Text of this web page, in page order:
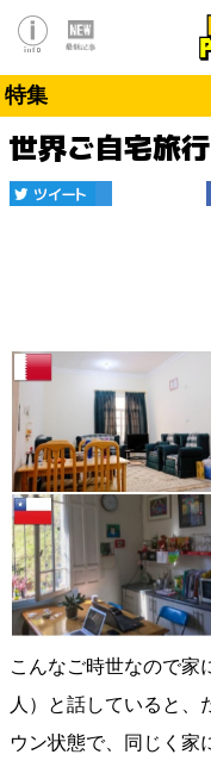
特集
世界ご自宅旅行
こんなご時世なので家
人）と話していると、
ウン状態で、同じく家